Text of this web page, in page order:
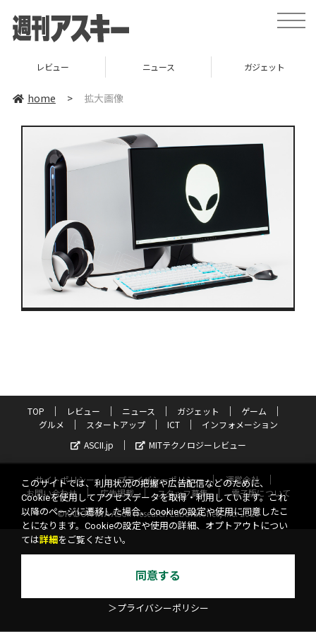
toggle
レビュー ニュース ガジェット
home > 拡大画像
TOP レビュー ニュース ガジェット
ゲーム
グルメ
スタートアップ ICT
インフォメーション
ASCII.jp
MITテクノロジーレビュー
サイトポリシー プライバシーポリシー
運営会社
お問い合わせ
広告掲載 スタッフ募集
電子版について
©KADOKAWA ASCII Research Laboratories, Inc. 2026
このサイトでは、利用状況の把握や広告配信などのために、
Cookieを使用してアクセスデータを取得・利用しています。これ
以降のページに遷移した場合、Cookieの設定や使用に同意したこ
とになります。Cookieの設定や使用の詳細、オプトアウトについ
ては詳細 をご覧ください。
同意する
＞プライバシーポリシー